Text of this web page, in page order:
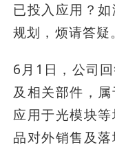
已投入应用？
规划，烦请答疑。
6月1日，公司
及相关部件，
应用于光模块
品对外销售及